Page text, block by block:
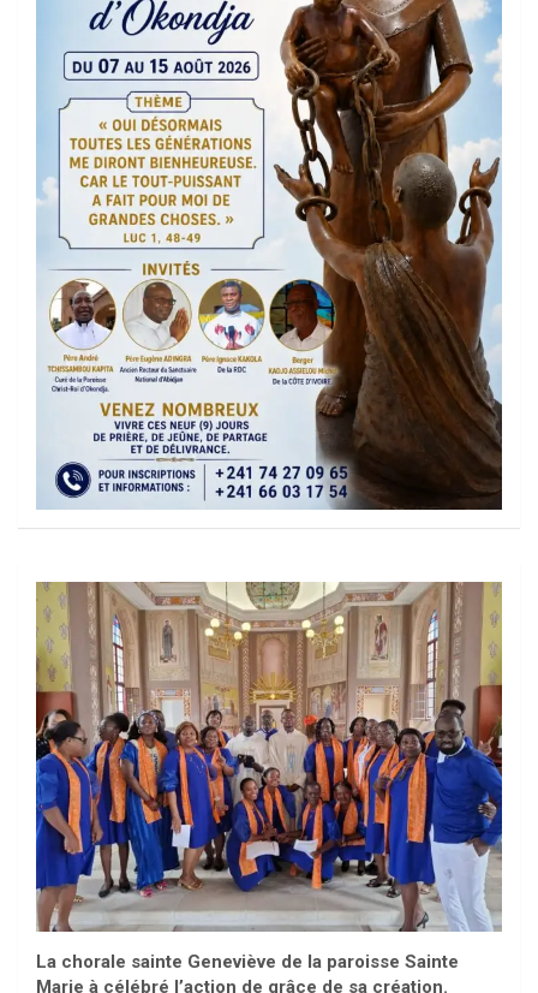
La chorale sainte Geneviève de la paroisse Sainte
Marie à célébré l’action de grâce de sa création.